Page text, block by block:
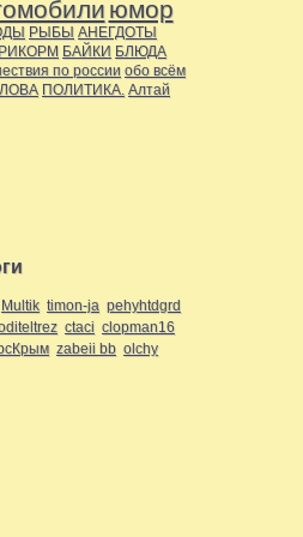
юмор
РЫБЫ АНЕГДОТЫ
БАЙКИ БЛЮДА
по россии обо всём
ПОЛИТИКА. Алтай
Multik timon-ja pehyhtdgrd
ctaci clopman16
zabeii bb olchy